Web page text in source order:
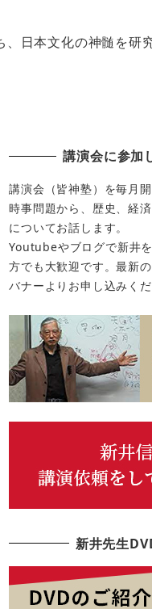
日本文化の神髄を研
講演会に参加
講演会（皆神塾）を毎月開
時事問題から、歴史、経
についてお話します。
Youtubeやブログで新井
方でも大歓迎です。最新
バナーよりお申し込みくだ
新井先生